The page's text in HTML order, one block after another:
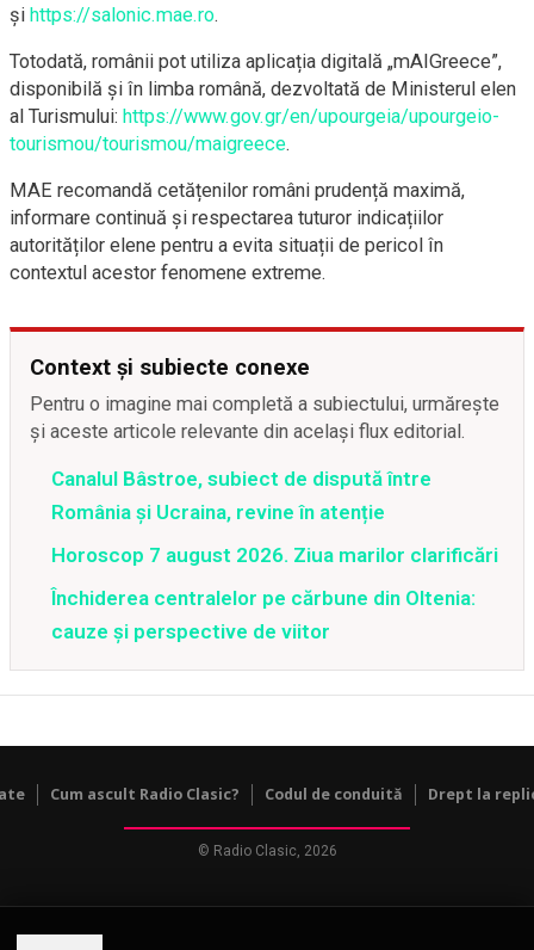
și https://salonic.mae.ro.
Totodată, românii pot utiliza aplicația digitală „mAIGreece”,
disponibilă și în limba română, dezvoltată de Ministerul elen
al Turismului: https://www.gov.gr/en/upourgeia/upourgeio-
tourismou/tourismou/maigreece.
MAE recomandă cetățenilor români prudență maximă,
informare continuă și respectarea tuturor indicațiilor
autorităților elene pentru a evita situații de pericol în
contextul acestor fenomene extreme.
Context și subiecte conexe
Pentru o imagine mai completă a subiectului, urmărește
și aceste articole relevante din același flux editorial.
Canalul Bâstroe, subiect de dispută între
România și Ucraina, revine în atenție
Horoscop 7 august 2026. Ziua marilor clarificări
Închiderea centralelor pe cărbune din Oltenia:
cauze și perspective de viitor
Cum ascult Radio Clasic? Codul de conduită Drept la
© Radio Clasic, 2026